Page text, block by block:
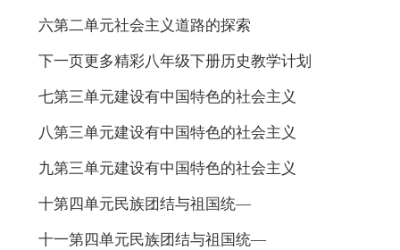
六第二单元社会主义道路的探索
下一页更多精彩八年级下册历史教学计划
七第三单元建设有中国特色的社会主义
八第三单元建设有中国特色的社会主义
九第三单元建设有中国特色的社会主义
十第四单元民族团结与祖国统—
十一第四单元民族团结与祖国统—